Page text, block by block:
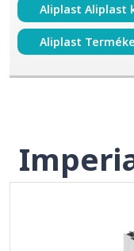
Aliplast Aliplast
Aliplast